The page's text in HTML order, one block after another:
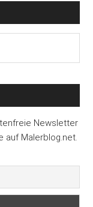
Newsletter
auf Malerblog.net.